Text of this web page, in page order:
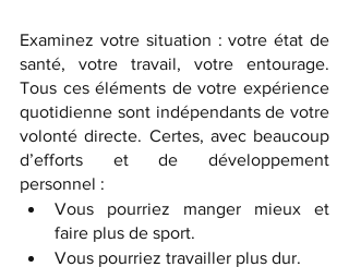
Examinez votre situation : votre état de
santé, votre travail, votre entourage.
Tous ces éléments de votre expérience
quotidienne sont indépendants de votre
volonté directe. Certes, avec beaucoup
d’efforts et de développement
personnel :
Vous pourriez manger mieux et
faire plus de sport.
Vous pourriez travailler plus dur.